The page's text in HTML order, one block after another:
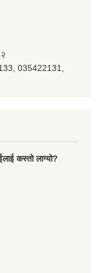
035422131,
कस्तो लाग्यो?